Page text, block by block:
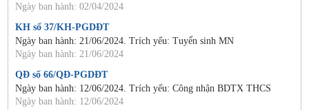
Ngày ban hành: 02/04/2024
KH số 37/KH-PGDĐT
Ngày ban hành: 21/06/2024. Trích yếu: Tuyển sinh MN
Ngày ban hành: 21/06/2024
QĐ số 66/QĐ-PGDĐT
Ngày ban hành: 12/06/2024. Trích yếu: Công nhận BDTX THCS
Ngày ban hành: 12/06/2024